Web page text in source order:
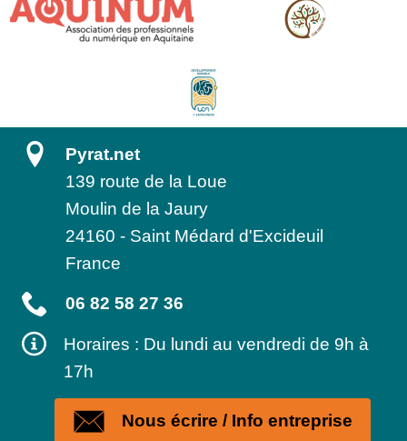
Pyrat.net
139 route de la Loue
Moulin de la Jaury
24160 - Saint Médard d'Excideuil
France
06 82 58 27 36
Horaires : Du lundi au vendredi de 9h à
17h
Nous écrire / Info entreprise